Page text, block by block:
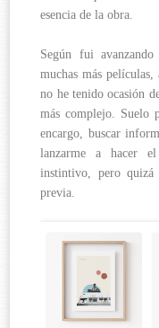
esencia de la obra.
Según fui
muchas más
no he tenido ocasión
más complejo. Suelo
encargo, buscar
lanzarme a hacer
instintivo, pero quizá
previa.